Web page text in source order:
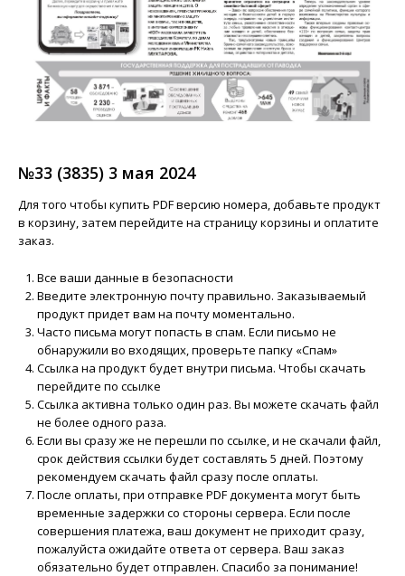
№33 (3835) 3 мая 2024
Для того чтобы купить PDF версию номера, добавьте продукт
в корзину, затем перейдите на страницу корзины и оплатите
заказ.
Все ваши данные в безопасности
Введите электронную почту правильно. Заказываемый
продукт придет вам на почту моментально.
Часто письма могут попасть в спам. Если письмо не
обнаружили во входящих, проверьте папку «Спам»
Ссылка на продукт будет внутри письма. Чтобы скачать
перейдите по ссылке
Ссылка активна только один раз. Вы можете скачать файл
не более одного раза.
Если вы сразу же не перешли по ссылке, и не скачали файл,
срок действия ссылки будет составлять 5 дней. Поэтому
рекомендуем скачать файл сразу после оплаты.
После оплаты, при отправке PDF документа могут быть
временные задержки со стороны сервера. Если после
совершения платежа, ваш документ не приходит сразу,
пожалуйста ожидайте ответа от сервера. Ваш заказ
обязательно будет отправлен. Спасибо за понимание!